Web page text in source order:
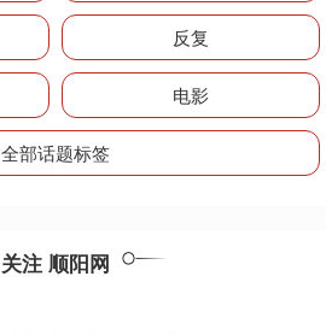
反复
电影
全部话题标签
关注 顺阳网